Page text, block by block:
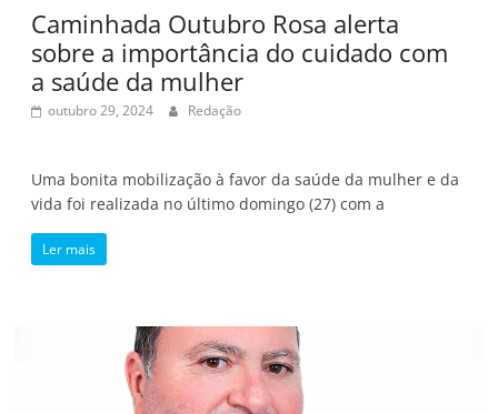
Caminhada Outubro Rosa alerta
sobre a importância do cuidado com
a saúde da mulher
outubro 29, 2024 Redação
Uma bonita mobilização à favor da saúde da mulher e da
vida foi realizada no último domingo (27) com a
Ler mais